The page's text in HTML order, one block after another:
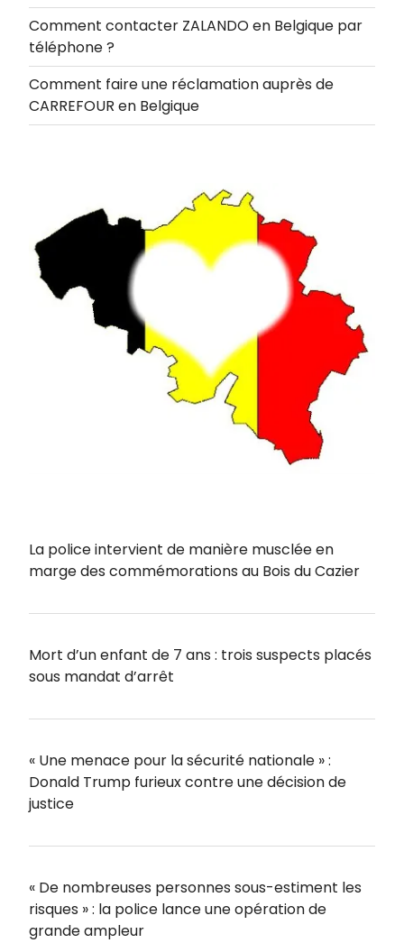
Comment contacter ZALANDO en Belgique par
téléphone ?
Comment faire une réclamation auprès de
CARREFOUR en Belgique
La police intervient de manière musclée en
marge des commémorations au Bois du Cazier
Mort d’un enfant de 7 ans : trois suspects placés
sous mandat d’arrêt
« Une menace pour la sécurité nationale » :
Donald Trump furieux contre une décision de
justice
« De nombreuses personnes sous-estiment les
risques » : la police lance une opération de
grande ampleur